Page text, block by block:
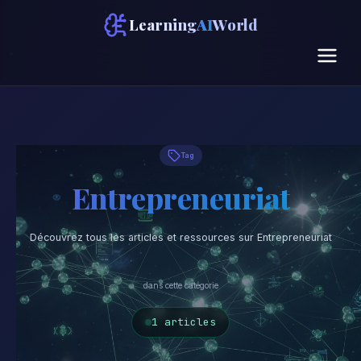
LearningAIWorld
Tag
Entrepreneuriat
Découvrez tous les articles et ressources sur Entrepreneuriat
dans cette catégorie
1 articles